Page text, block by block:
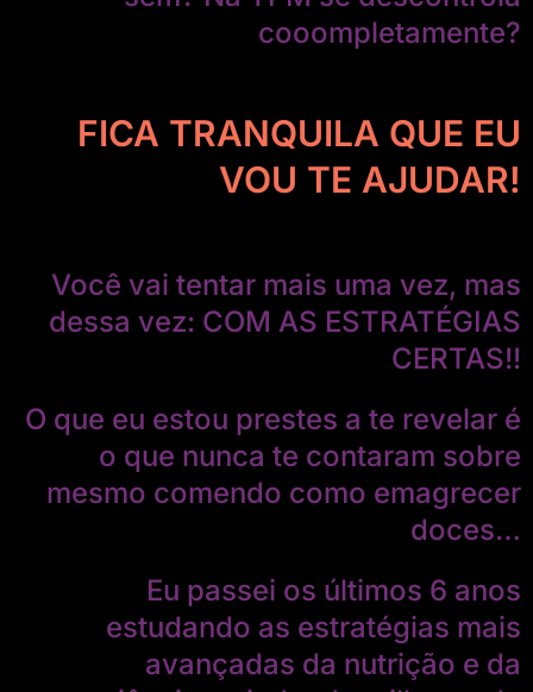
cooompletamente?
FICA TRANQUILA QUE EU
VOU TE AJUDAR!
Você vai tentar mais uma vez, mas
dessa vez: COM AS ESTRATÉGIAS
CERTAS!!
O que eu estou prestes a te revelar é
o que nunca te contaram sobre
mesmo comendo como emagrecer
doces…
Eu passei os últimos 6 anos
estudando as estratégias mais
avançadas da nutrição e da